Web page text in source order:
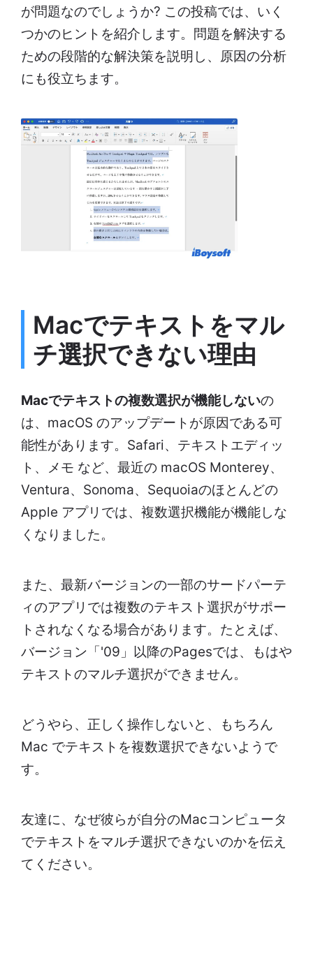
が問題なのでしょうか? この投稿では、いく
つかのヒントを紹介します。問題を解決する
ための段階的な解決策を説明し、原因の分析
にも役立ちます。
Macでテキストをマル
チ選択できない理由
Macでテキストの複数選択が機能しないの
は、macOS のアップデートが原因である可
能性があります。Safari、テキストエディッ
ト、メモ など、最近の macOS Monterey、
Ventura、Sonoma、Sequoiaのほとんどの
Apple アプリでは、複数選択機能が機能しな
くなりました。
また、最新バージョンの一部のサードパーテ
ィのアプリでは複数のテキスト選択がサポー
トされなくなる場合があります。たとえば、
バージョン「'09」以降のPagesでは、もはや
テキストのマルチ選択ができません。
どうやら、正しく操作しないと、もちろん
Mac でテキストを複数選択できないようで
す。
友達に、なぜ彼らが自分のMacコンピュータ
でテキストをマルチ選択できないのかを伝え
てください。